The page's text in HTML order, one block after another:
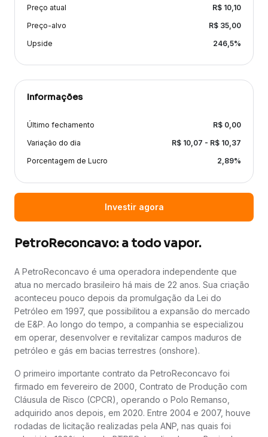
Preço atual R$ 10,10
Preço-alvo
R$ 35,00
Upside
246,5%
Informações
Último fechamento R$ 0,00
Variação do dia R$ 10,07 - R$ 10,37
Porcentagem de Lucro
2,89%
Investir agora
PetroReconcavo: a todo vapor.
A PetroReconcavo é uma operadora independente que
atua no mercado brasileiro há mais de 22 anos. Sua criação
aconteceu pouco depois da promulgação da Lei do
Petróleo em 1997, que possibilitou a expansão do mercado
de E&P. Ao longo do tempo, a companhia se especializou
em operar, desenvolver e revitalizar campos maduros de
petróleo e gás em bacias terrestres (onshore).
O primeiro importante contrato da PetroReconcavo foi
firmado em fevereiro de 2000, Contrato de Produção com
Cláusula de Risco (CPCR), operando o Polo Remanso,
adquirido anos depois, em 2020. Entre 2004 e 2007, houve
rodadas de licitação realizadas pela ANP, nas quais foi